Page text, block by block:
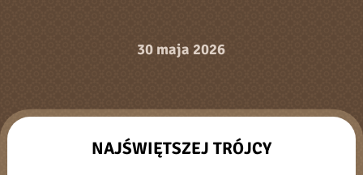
30 maja 2026
NAJŚWIĘTSZEJ TRÓJCY